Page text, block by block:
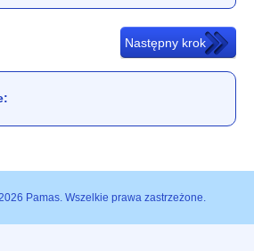
Pamas. Wszelkie prawa zastrzeżone.